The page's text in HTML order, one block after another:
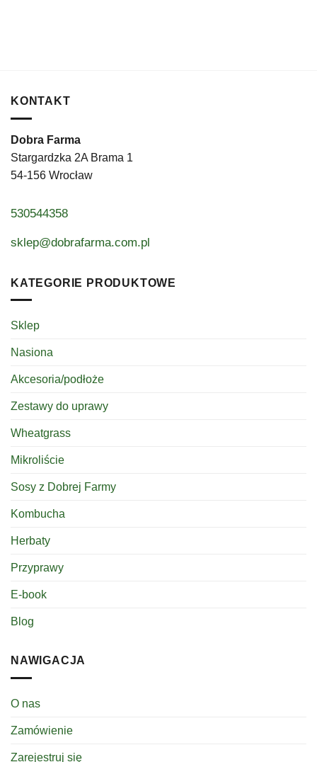
KONTAKT
Dobra Farma
Stargardzka 2A Brama 1
54-156 Wrocław
530544358
sklep@dobrafarma.com.pl
KATEGORIE PRODUKTOWE
Sklep
Nasiona
Akcesoria/podłoże
Zestawy do uprawy
Wheatgrass
Mikroliście
Sosy z Dobrej Farmy
Kombucha
Herbaty
Przyprawy
E-book
Blog
NAWIGACJA
O nas
Zamówienie
Zarejestruj się